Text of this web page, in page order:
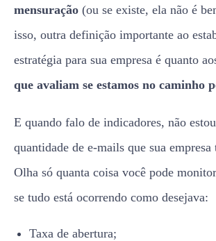
mensuração (ou se existe, ela não é
isso, outra definição importante ao
estratégia para sua empresa é quanto
que avaliam se estamos no caminho
E quando falo de indicadores, não
quantidade de e-mails que sua empresa
Olha só quanta coisa você pode
se tudo está ocorrendo como desejava:
Taxa de abertura;